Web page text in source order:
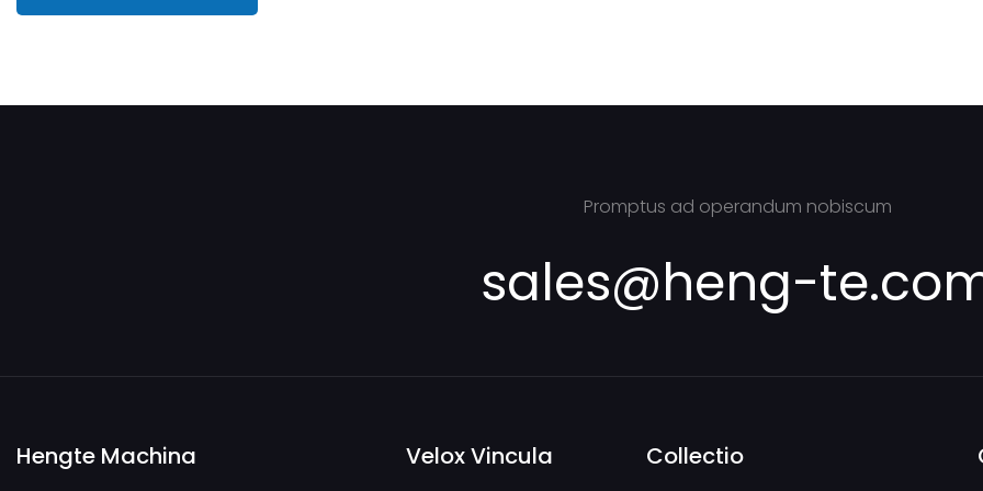
Promptus ad operandum nobiscum
sales@heng-
Hengte Machina Velox Vincula Collectio